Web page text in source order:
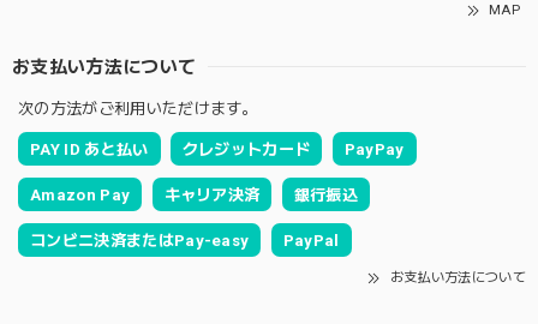
MAP
お支払い方法について
次の方法がご利用いただけます。
PAY ID あと払い クレジットカード PayPay
Amazon Pay キャリア決済 銀行振込
コンビニ決済またはPay-easy PayPal
お支払い方法について